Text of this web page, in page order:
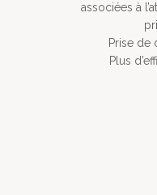
associées à
Prise de
Plus